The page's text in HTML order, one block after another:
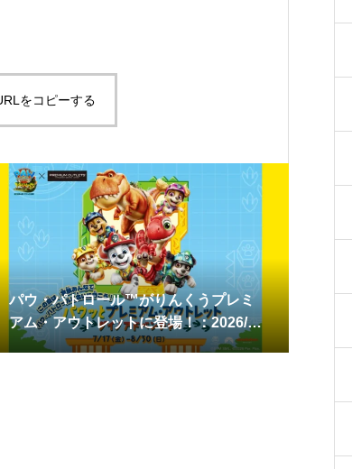
をコピーする
パウ・パトロール™がりんくうプレミ
アム・アウトレットに登場！：2026/7/
17〜8/30